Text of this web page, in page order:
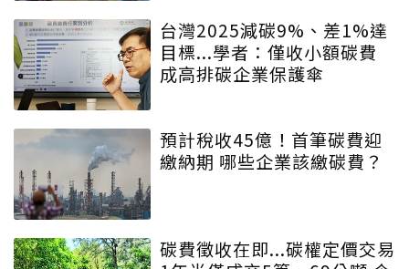
台灣2025減碳9%、差1%達
目標...學者：僅收小額碳費
成高排碳企業保護傘
預計稅收45億！首筆碳費迎
繳納期 哪些企業該繳碳費？
碳費徵收在即...碳權定價交易